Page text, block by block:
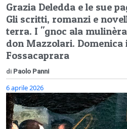
Grazia Deledda e le sue
Gli scritti, romanzi e
terra. I "gnoc ala
don Mazzolari.
Fossacaprara
di Paolo Panni
6 aprile 2026